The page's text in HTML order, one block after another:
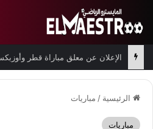
الإعلان عن معلق مباراة قطر
الرئيسية / مباريات
مباريات